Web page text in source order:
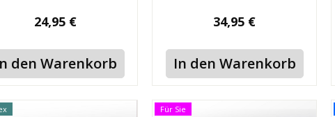
24,95 €
den Warenkorb
34,95 €
In den Warenkorb
Für Sie